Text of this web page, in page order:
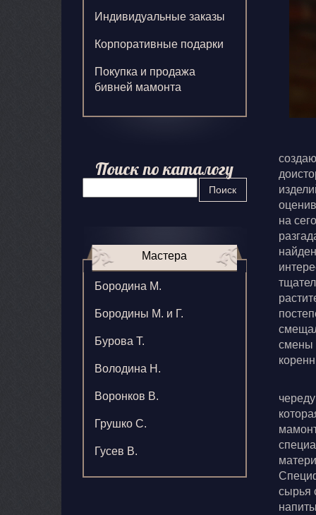
на
смены
сырья
Индивидуальные заказы
Корпоративные подарки
Покупка и продажа
бивней мамонта
Поиск по каталогу
Поиск
Мастера
Бородина М.
Бородины М. и Г.
Бурова Т.
Володина Н.
Воронков В.
Грушко С.
Гусев В.
Зверева В.